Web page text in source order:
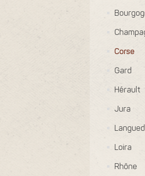
Corse
Gard
Hérault
Jura
Loira
Rhône